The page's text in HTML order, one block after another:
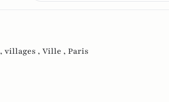
villages , Ville , Paris